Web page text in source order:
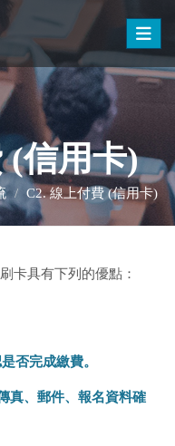
(信用卡)
C2. 線上付費 (信用卡)
卡具有下列的優點：
否完成繳費。
真、郵件、報名資料確